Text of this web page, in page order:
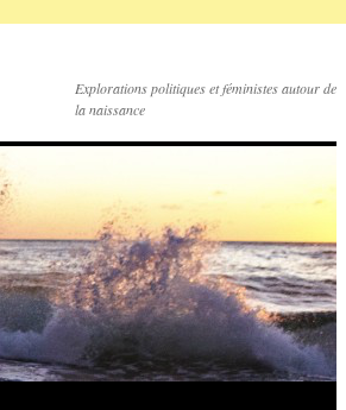
Explorations politiques et féministes autour de
la naissance